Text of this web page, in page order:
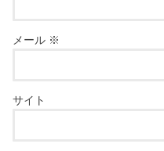
メール ※
サイト